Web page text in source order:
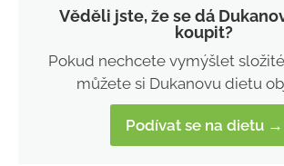
Věděli jste, že se dá
koupit?
Pokud nechcete vymýšlet
můžete si Dukanovu dietu
Podívat se na dietu →